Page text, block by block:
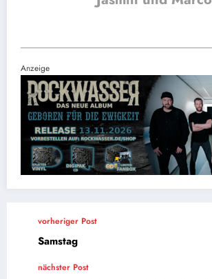
Anzeige
vorheriger Post
Samstag
nächster Post